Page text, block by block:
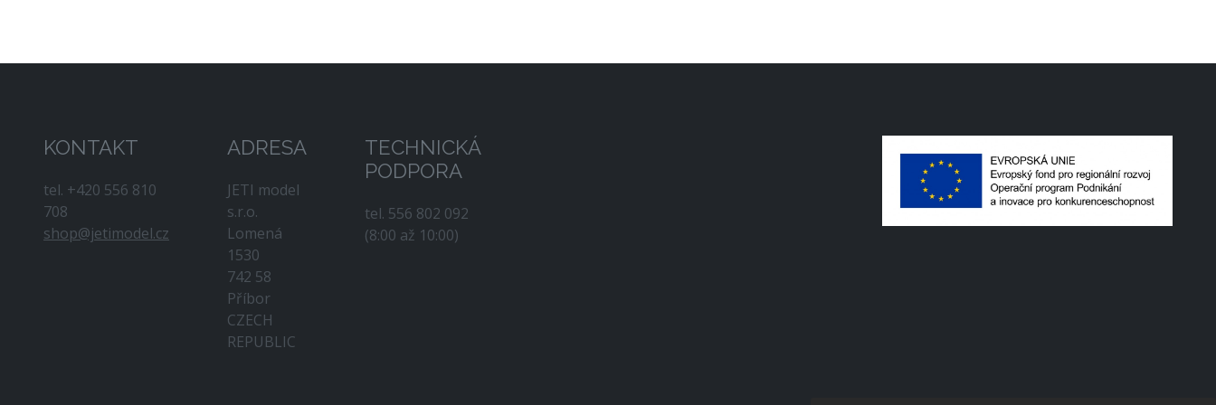
KONTAKT
tel. +420 556 810
708
shop@jetimodel.cz
ADRESA
JETI model
s.r.o.
Lomená
1530
742 58
Příbor
CZECH
REPUBLIC
TECHNICKÁ
PODPORA
tel. 556 802 092
(8:00 až 10:00)